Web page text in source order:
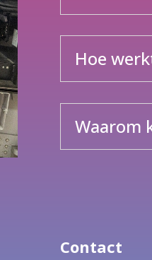
Hoe
Waarom
Contact